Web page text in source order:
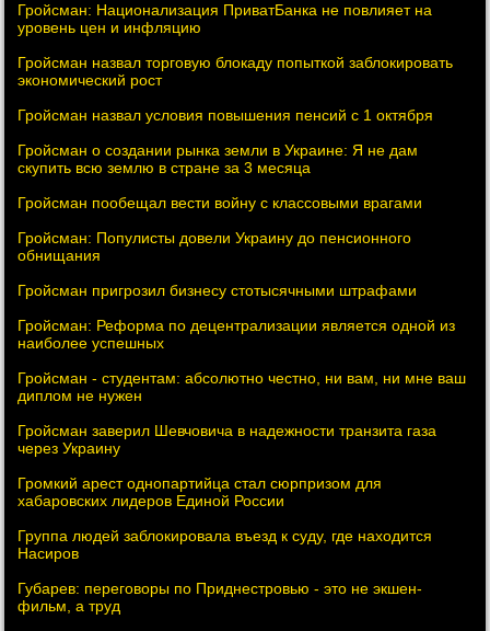
Гройсман: Национализация ПриватБанка не повлияет на
уровень цен и инфляцию
Гройсман назвал торговую блокаду попыткой заблокировать
экономический рост
Гройсман назвал условия повышения пенсий с 1 октября
Гройсман о создании рынка земли в Украине: Я не дам
скупить всю землю в стране за 3 месяца
Гройсман пообещал вести войну с классовыми врагами
Гройсман: Популисты довели Украину до пенсионного
обнищания
Гройсман пригрозил бизнесу стотысячными штрафами
Гройсман: Реформа по децентрализации является одной из
наиболее успешных
Гройсман - студентам: абсолютно честно, ни вам, ни мне ваш
диплом не нужен
Гройсман заверил Шевчовича в надежности транзита газа
через Украину
Громкий арест однопартийца стал сюрпризом для
хабаровских лидеров Единой России
Группа людей заблокировала въезд к суду, где находится
Насиров
Губарев: переговоры по Приднестровью - это не экшен-
фильм, а труд